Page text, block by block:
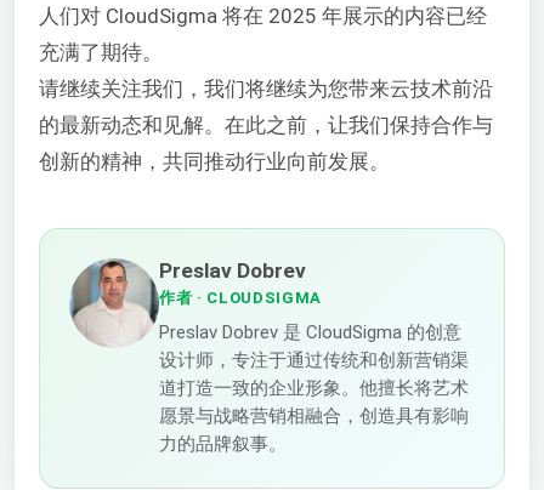
人们对 CloudSigma 将在 2025 年展示的内容已经
充满了期待。
请继续关注我们，我们将继续为您带来云技术前沿
的最新动态和见解。在此之前，让我们保持合作与
创新的精神，共同推动行业向前发展。
Preslav Dobrev
作者 · CLOUDSIGMA
Preslav Dobrev 是 CloudSigma 的创意
设计师，专注于通过传统和创新营销渠
道打造一致的企业形象。他擅长将艺术
愿景与战略营销相融合，创造具有影响
力的品牌叙事。